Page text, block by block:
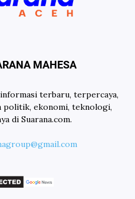
MAHESA
terbaru, terpercaya,
politik, ekonomi, teknologi,
di Suarana.com.